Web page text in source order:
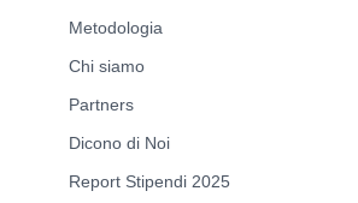
Metodologia
Chi siamo
Partners
Dicono di Noi
Report Stipendi 2025